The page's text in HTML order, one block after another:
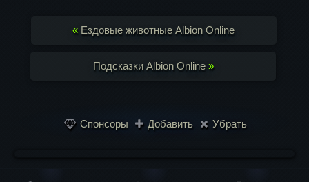
« Ездовые животные Albion Online
Подсказки Albion Online »
Спонсоры Добавить Убрать